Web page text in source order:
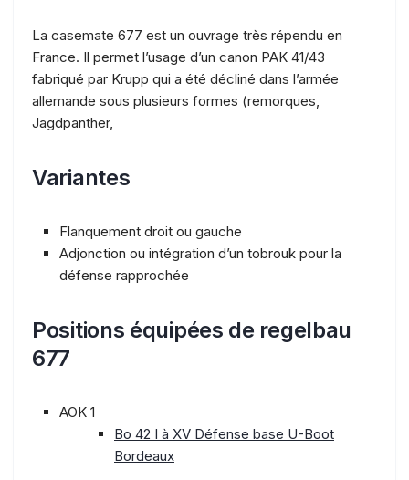
La casemate 677 est un ouvrage très répendu en
France. Il permet l’usage d’un canon PAK 41/43
fabriqué par Krupp qui a été décliné dans l’armée
allemande sous plusieurs formes (remorques,
Jagdpanther,
Variantes
Flanquement droit ou gauche
Adjonction ou intégration d’un tobrouk pour la
défense rapprochée
Positions équipées de regelbau
677
AOK 1
Bo 42 I à XV Défense base U-Boot
Bordeaux